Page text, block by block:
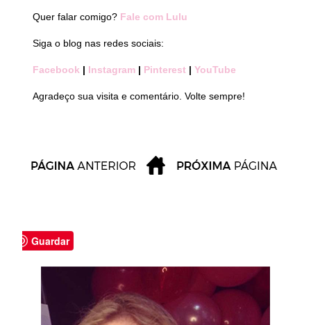
Quer falar comigo? Fale com Lulu
Siga o blog nas redes sociais:
Facebook | Instagram | Pinterest | YouTube
Agradeço sua visita e comentário. Volte sempre!
Guardar